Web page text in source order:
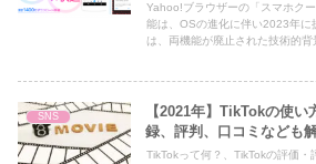
Yahoo!ブラウザーの「スマホク
能は、OSの進化に伴い2023年に
は、両機能が廃止された技術的背
SNS
【2021年】TikTokの使
録、評判、口コミなども
TikTokって何？、TikTokの評価・